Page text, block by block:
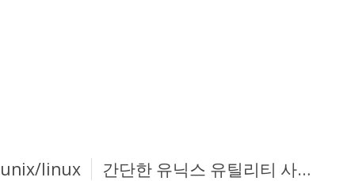
unix/linux 간단한 유닉스 유틸리티 사용법